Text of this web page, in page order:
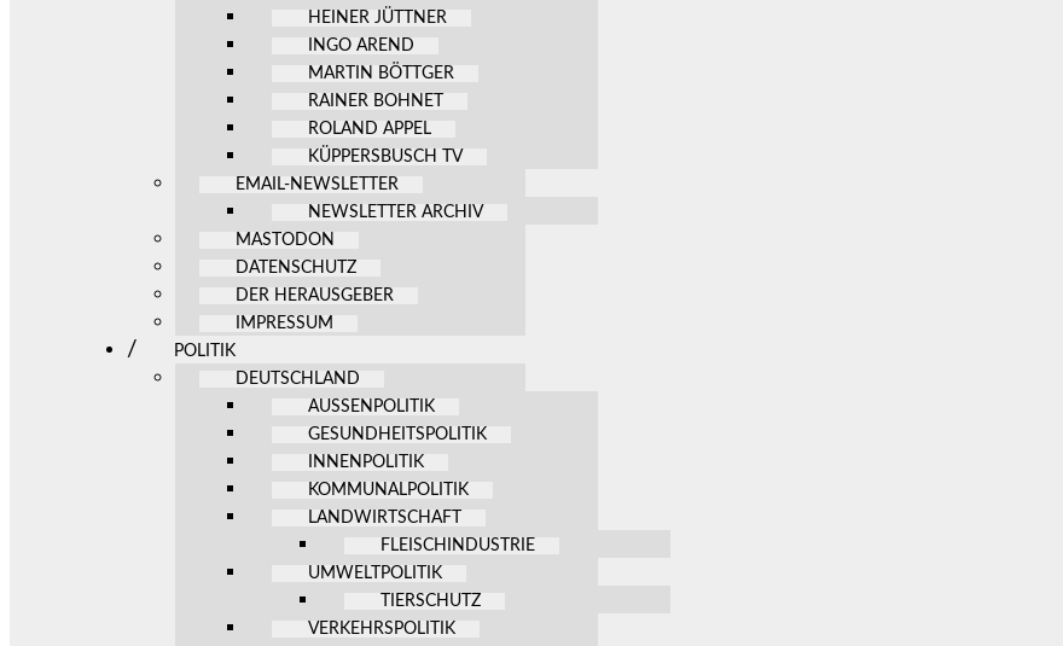
HEINER JÜTTNER
INGO AREND
MARTIN BÖTTGER
RAINER BOHNET
ROLAND APPEL
KÜPPERSBUSCH TV
EMAIL-NEWSLETTER
NEWSLETTER ARCHIV
MASTODON
DATENSCHUTZ
DER HERAUSGEBER
IMPRESSUM
POLITIK
DEUTSCHLAND
AUSSENPOLITIK
GESUNDHEITSPOLITIK
INNENPOLITIK
KOMMUNALPOLITIK
LANDWIRTSCHAFT
FLEISCHINDUSTRIE
UMWELTPOLITIK
TIERSCHUTZ
VERKEHRSPOLITIK